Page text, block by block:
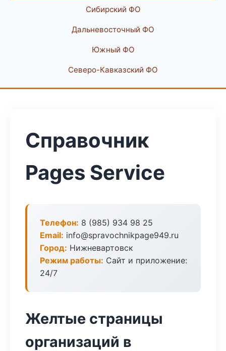
Сибирский ФО
Дальневосточный ФО
Южный ФО
Северо-Кавказский ФО
Справочник
Pages Service
Телефон: 8 (985) 934 98 25
Email: info@spravochnikpage949.ru
Город: Нижневартовск
Режим работы: Сайт и приложение:
24/7
Желтые страницы
организаций в